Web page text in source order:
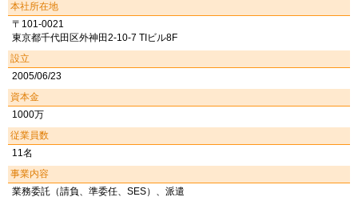
本社所在地
〒101-0021
東京都千代田区外神田2-10-7 TIビル8F
設立
2005/06/23
資本金
1000万
従業員数
11名
事業内容
業務委託（請負、準委任、SES）、派遣